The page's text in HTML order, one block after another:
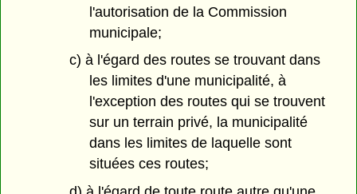
l'autorisation de la Commission
municipale;
c) à l'égard des routes se trouvant dans
les limites d'une municipalité, à
l'exception des routes qui se trouvent
sur un terrain privé, la municipalité
dans les limites de laquelle sont
situées ces routes;